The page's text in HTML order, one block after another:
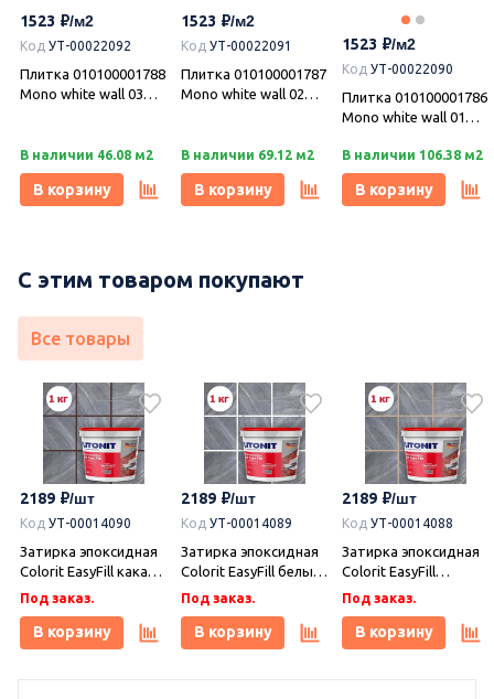
1523
Код УТ-00022092
Плитка 010100001788
Mono white wall 03
Керамика)
В наличии 46.08 м2
В корзину
1523
Код УТ-00022091
Плитка 010100001787
Mono white wall 02
Керамика)
В наличии 69.12 м2
В корзину
1523
Код УТ-00022090
Плитка 010100001786
Mono white wall 01
Ceramica (Грация
Керамика)
В наличии 106.38 м2
В корзину
С этим товаром покупают
Все товары
2189
Код УТ-00014090
Затирка эпоксидная
Colorit EasyFill какао 1
кг, Плитонит
Под заказ.
В корзину
2189
Код УТ-00014089
Затирка эпоксидная
Colorit EasyFill белый
1 кг, Плитонит
Под заказ.
В корзину
2189
Код УТ-00014088
Затирка эпоксидная
Colorit EasyFill
бежевый 1 кг,
Плитонит
Под заказ.
В корзину